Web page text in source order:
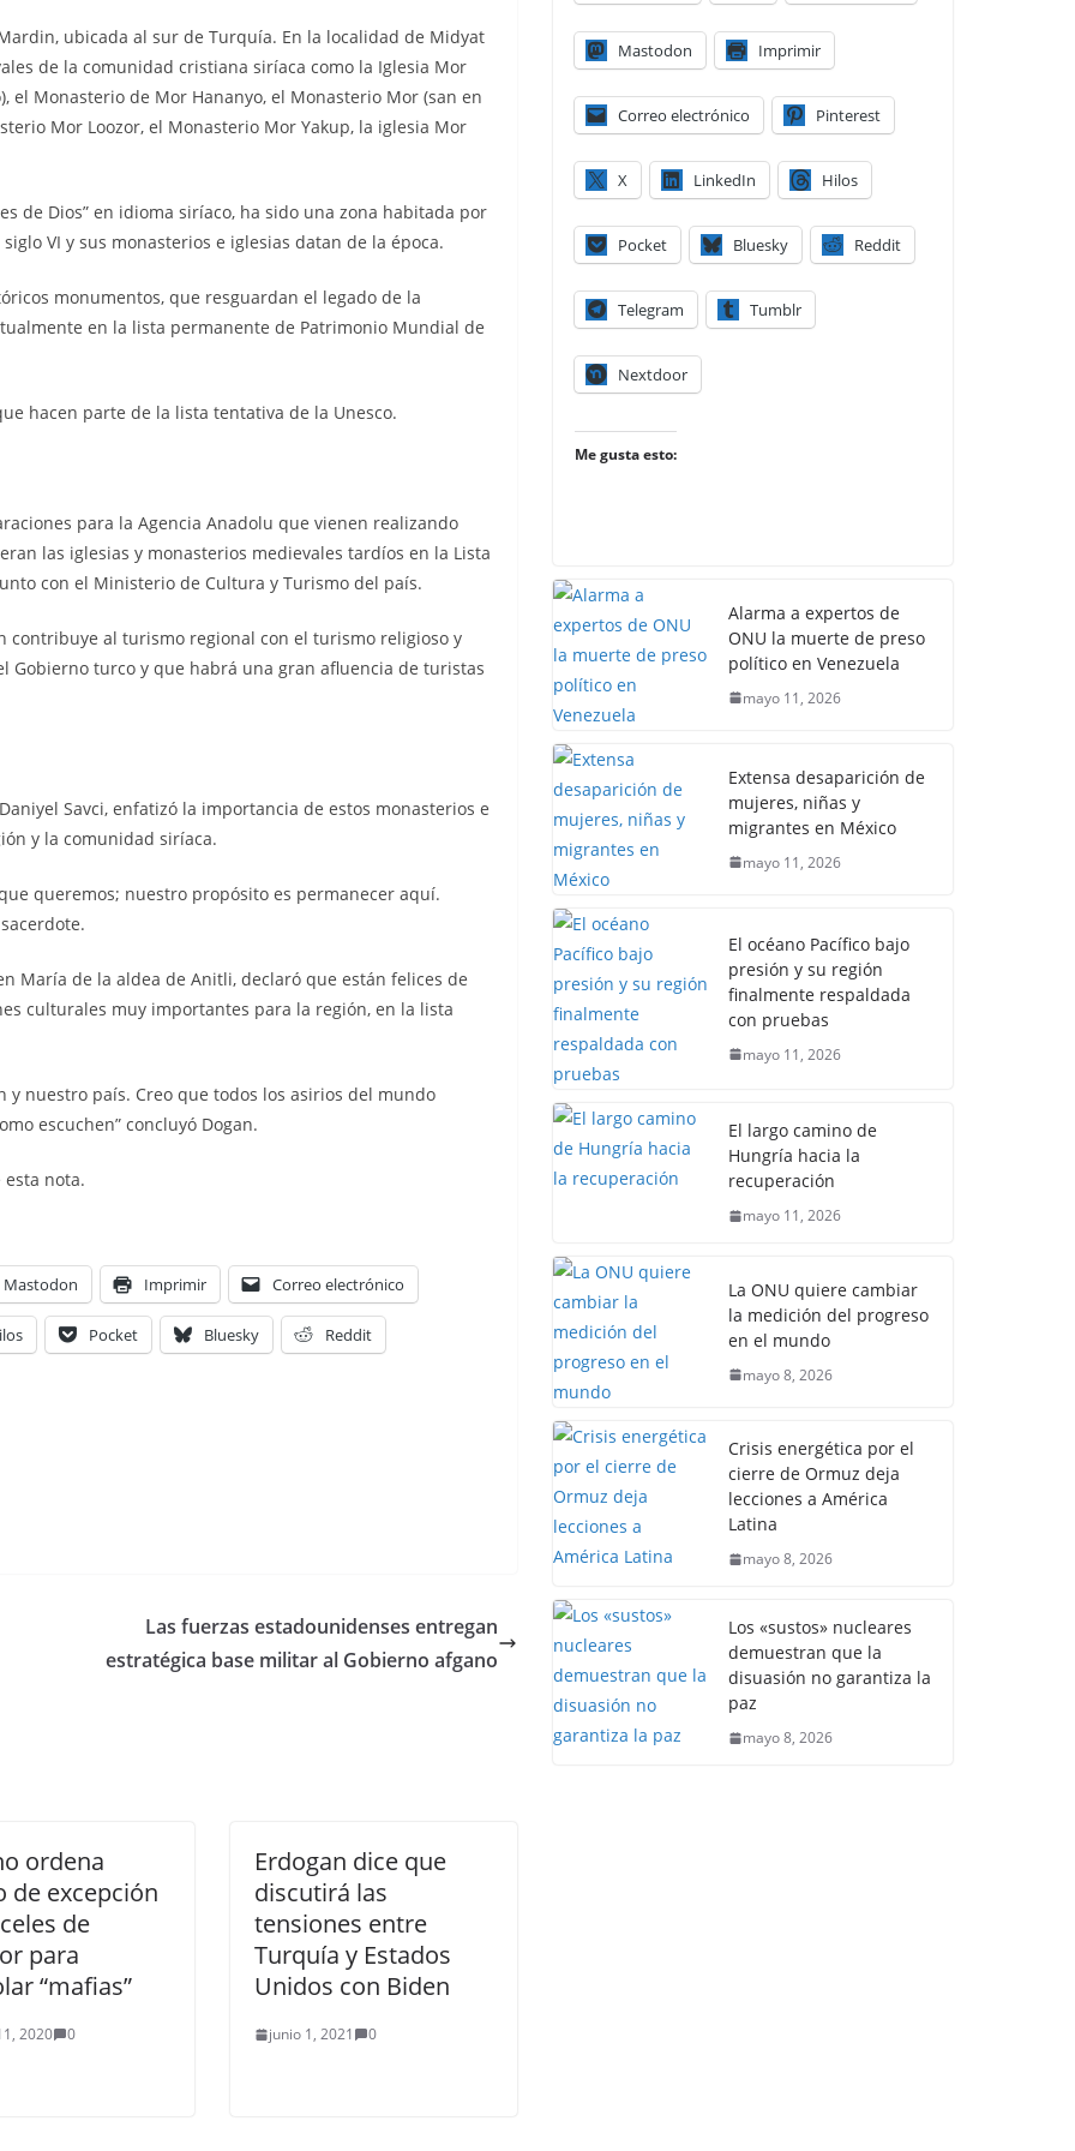
ubicada al sur de Turquía. En la localidad de Midyat
de la comunidad cristiana siríaca como la Iglesia Mor
el Monasterio de Mor Hananyo, el Monasterio Mor (san en
Mor Loozor, el Monasterio Mor Yakup, la iglesia Mor
de Dios” en idioma siríaco, ha sido una zona habitada por
VI y sus monasterios e iglesias datan de la época.
monumentos, que resguardan el legado de la
en la lista permanente de Patrimonio Mundial de
hacen parte de la lista tentativa de la Unesco.
para la Agencia Anadolu que vienen realizando
las iglesias y monasterios medievales tardíos en la Lista
con el Ministerio de Cultura y Turismo del país.
al turismo regional con el turismo religioso y
Gobierno turco y que habrá una gran afluencia de turistas
Savci, enfatizó la importancia de estos monasterios e
y la comunidad siríaca.
queremos; nuestro propósito es permanecer aquí.
María de la aldea de Anitli, declaró que están felices de
culturales muy importantes para la región, en la lista
y nuestro país. Creo que todos los asirios del mundo
escuchen” concluyó Dogan.
nota.
Mastodon Imprimir Correo electrónico
Pocket Bluesky Reddit
Las fuerzas estadounidenses entregan
estratégica base militar al Gobierno afgano
ordena
de excepción
de
para
“mafias”
2020 0
Erdogan dice que
discutirá las
tensiones entre
Turquía y Estados
Unidos con Biden
junio 1, 2021 0
Mastodon Imprimir
Correo electrónico Pinterest
X LinkedIn Hilos
Pocket Bluesky Reddit
Telegram Tumblr
Nextdoor
Me gusta esto:
Alarma a expertos de
ONU la muerte de preso
político en Venezuela
mayo 11, 2026
Extensa desaparición de
mujeres, niñas y
migrantes en México
mayo 11, 2026
El océano Pacífico bajo
presión y su región
finalmente respaldada
con pruebas
mayo 11, 2026
El largo camino de
Hungría hacia la
recuperación
mayo 11, 2026
La ONU quiere cambiar
la medición del progreso
en el mundo
mayo 8, 2026
Crisis energética por el
cierre de Ormuz deja
lecciones a América
Latina
mayo 8, 2026
Los «sustos» nucleares
demuestran que la
disuasión no garantiza la
paz
mayo 8, 2026